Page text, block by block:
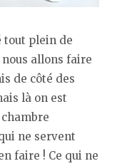
tout plein de
allons faire
de côté des
là on est
ne servent
faire ! Ce qui ne